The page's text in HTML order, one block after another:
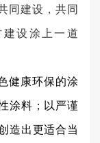
同建设，共同
设涂上一道
健康环保的涂
涂料；以严谨
造出更适合当